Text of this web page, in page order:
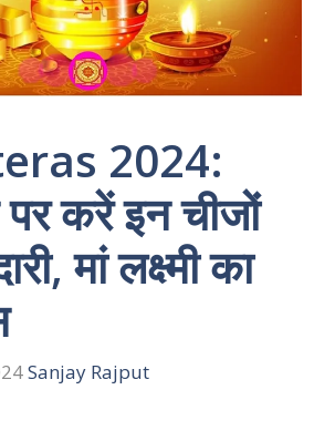
2024:
करें इन चीजों
मां लक्ष्मी का
Sanjay Rajput